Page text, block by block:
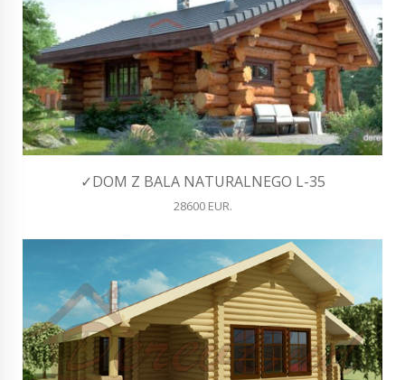
✓DOM Z BALA NATURALNEGO L-35
28600 EUR.